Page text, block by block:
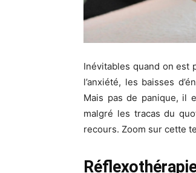
Inévitables quand on est
l’anxiété, les baisses
Mais pas de panique, il
malgré les tracas du
recours. Zoom sur cette